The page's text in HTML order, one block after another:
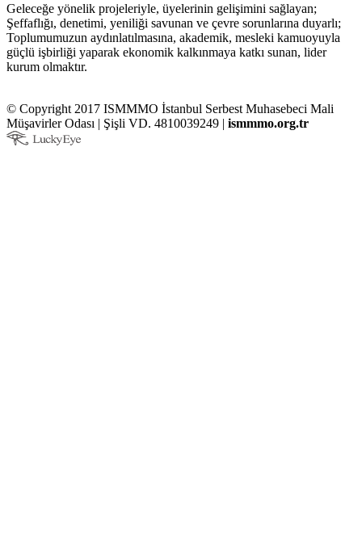
Geleceğe yönelik projeleriyle, üyelerinin gelişimini sağlayan;
Şeffaflığı, denetimi, yeniliği savunan ve çevre sorunlarına duyarlı;
Toplumumuzun aydınlatılmasına, akademik, mesleki kamuoyuyla
güçlü işbirliği yaparak ekonomik kalkınmaya katkı sunan, lider
kurum olmaktır.
© Copyright 2017 ISMMMO İstanbul Serbest Muhasebeci Mali
Müşavirler Odası | Şişli VD. 4810039249 | ismmmo.org.tr